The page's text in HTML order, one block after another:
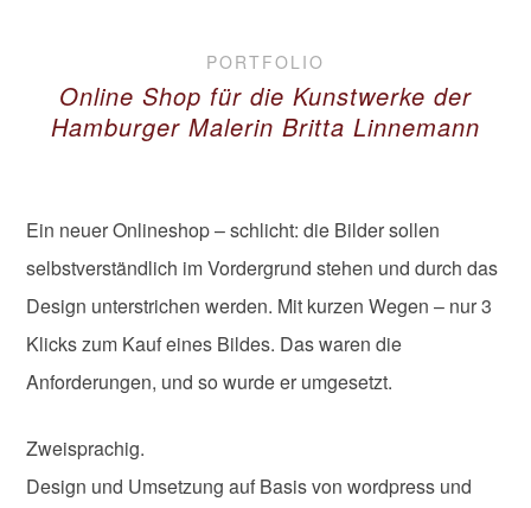
PORTFOLIO
Online Shop für die Kunstwerke der
Hamburger Malerin Britta Linnemann
Ein neuer Onlineshop – schlicht: die Bilder sollen
selbstverständlich im Vordergrund stehen und durch das
Design unterstrichen werden. Mit kurzen Wegen – nur 3
Klicks zum Kauf eines Bildes. Das waren die
Anforderungen, und so wurde er umgesetzt.
Zweisprachig.
Design und Umsetzung auf Basis von wordpress und